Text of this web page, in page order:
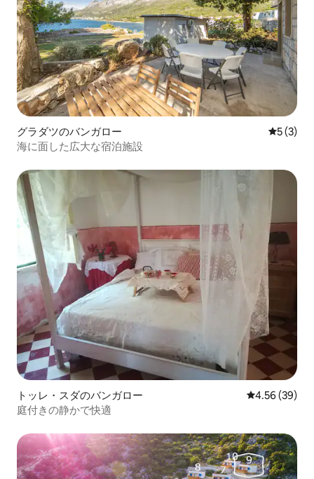
グラダツのバンガロー レビュー
5 (3)
海に面した広大な宿泊施設
トッレ・スダのバンガロー レビュー39
4.56 (39)
庭付きの静かで快適